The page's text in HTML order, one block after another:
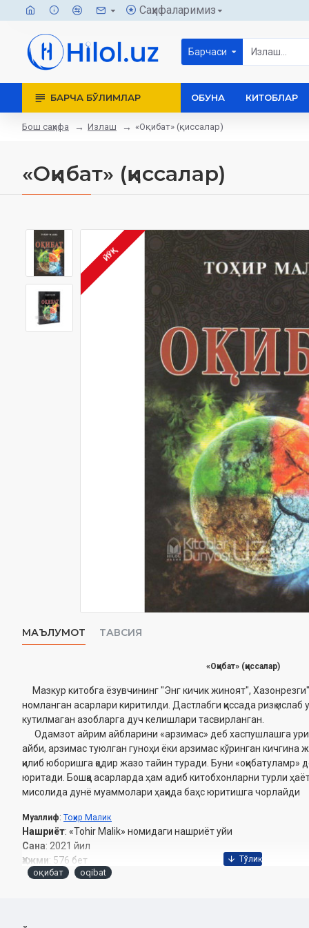
Саҳифаларимиз
Барчаси
БАРЧА БЎЛИМЛАР ОБУНА КИТОБЛАР
Бош саҳифа Излаш «Оқибат» (қиссалар)
«Оқибат» (қиссалар)
ЙЎҚ
МАЪЛУМОТ ТАВСИЯ
«Оқибат» (қиссалар)
Мазкур китобга ёзувчининг "Энг кичик жиноят",
номланган асарлари киритилди. Дастлабги қиссада ризқ ислаб
кутилмаган азобларга дуч келишлари тасвирланган.
Одамзот айрим айбларини «арзимас» деб хаспушлашга
айби, арзимас туюлган гуноҳи ёки арзимас кўринган кичгина
қилиб юборишга қодир жазо тайин туради. Буни «оқибатуламр»
юритади. Бошқа асарларда ҳам адиб китобхонларни турли
мисолида дунё муаммолари ҳақида баҳс юритишга чорлайди
Муаллиф: Тоҳир Малик
Нашриёт: «Tohir Malik» номидаги нашриёт уйи
Сана: 2021 йил
Ҳажми: 576 бет
ISBN: 978-9943-5468-6-8
оқибат oqibat